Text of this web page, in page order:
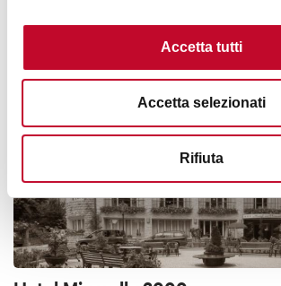
Accetta tutti
Accetta selezionati
Rifiuta
HOTELS